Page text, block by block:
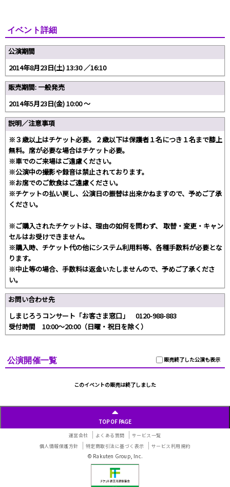
イベント詳細
公演期間
2014年8月23日(土) 13:30 ／16:10
販売期間: 一般発売
2014年5月23日(金) 10:00 〜
説明／注意事項
※３歳以上はチケット必要。２歳以下は保護者１名につき１名まで膝上
無料。席が必要な場合はチケット必要。
※車でのご来場はご遠慮ください。
※公演中の撮影や録音は禁止されております。
※お席でのご飲食はご遠慮ください。
※チケットの払い戻し、公演日の振替は出来かねますので、予めご了承
ください。
※ご購入されたチケットは、理由の如何を問わず、 取替・変更・キャン
セルはお受けできません。
※購入時、チケット代の他にシステム利用料等、各種手数料が必要とな
ります。
※中止等の場合、手数料は返金いたしませんので、予めご了承くださ
い。
お問い合わせ先
しまじろうコンサート「お客さま窓口」 0120-988-883
受付時間 10:00～20:00（日曜・祝日を除く）
販売終了した公演も表示
公演開催一覧
このイベントの販売は終了しました
TOP OF PAGE
運営会社 よくある質問
サービス一覧
個人情報保護方針
特定商取引法に基づく表示 サービス利用規約
© Rakuten Group, Inc.